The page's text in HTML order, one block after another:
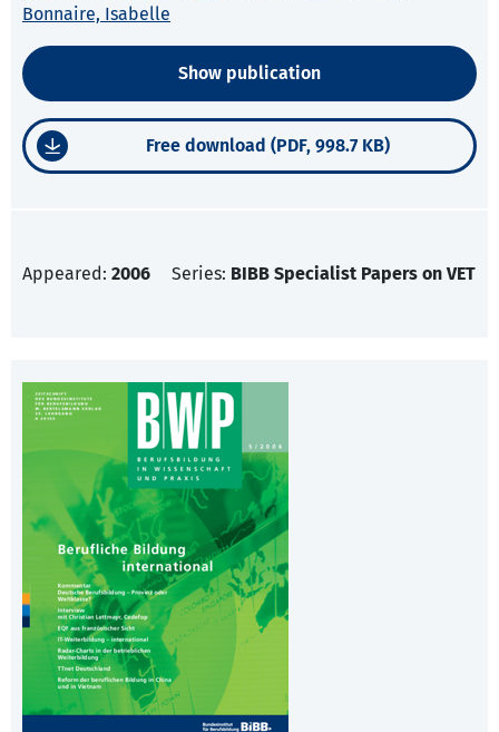
Bonnaire, Isabelle
Show publication
Free download (PDF, 998.7 KB)
Appeared: 2006 Series: BIBB Specialist Papers on VET